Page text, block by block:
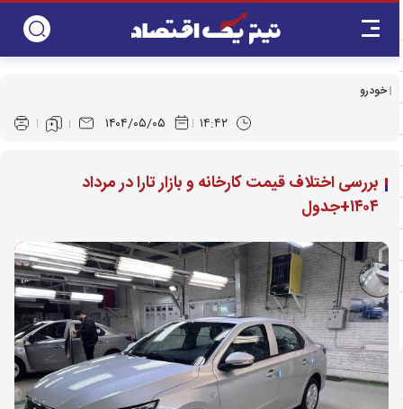
خودرو
۱۴۰۴/۰۵/۰۵ ۱۴:۴۲
بررسی اختلاف قیمت کارخانه و بازار تارا در مرداد
۱۴۰۴+جدول